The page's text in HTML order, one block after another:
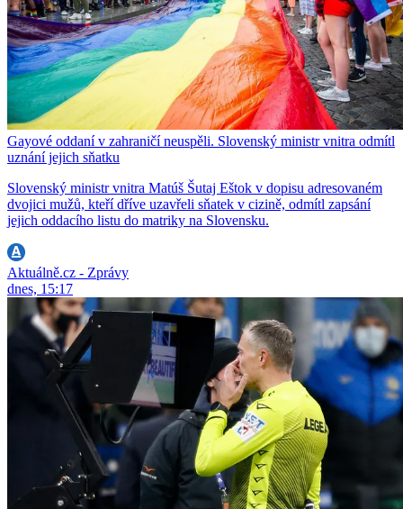
Gayové oddaní v zahraničí neuspěli. Slovenský ministr vnitra odmítl
uznání jejich sňatku
Slovenský ministr vnitra Matúš Šutaj Eštok v dopisu adresovaném
dvojici mužů, kteří dříve uzavřeli sňatek v cizině, odmítl zapsání
jejich oddacího listu do matriky na Slovensku.
Aktuálně.cz - Zprávy
dnes, 15:17